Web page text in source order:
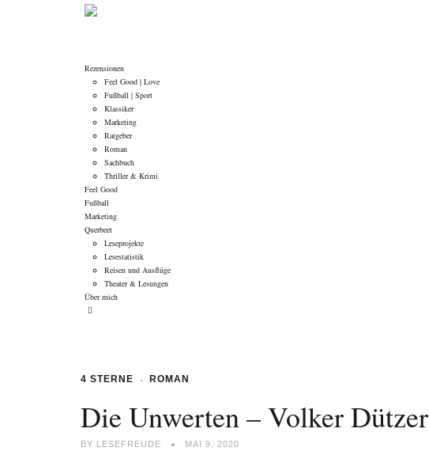
Rezensionen
Feel Good | Love
Fußball | Sport
Klassiker
Marketing
Ratgeber
Roman
Sachbuch
Thriller & Krimi
Feel Good
Fußball
Marketing
Querbeet
Leseprojekte
Lesestatistik
Reisen und Ausflüge
Theater & Lesungen
Über mich
4 STERNE ROMAN
Die Unwerten – Volker Dützer
BY LESEFREUDE MAI 9, 2020